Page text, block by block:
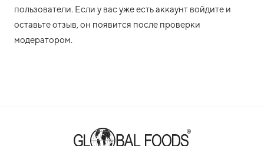
пользователи. Если у вас уже есть аккаунт войдите и
оставьте отзыв, он появится после проверки
модератором.